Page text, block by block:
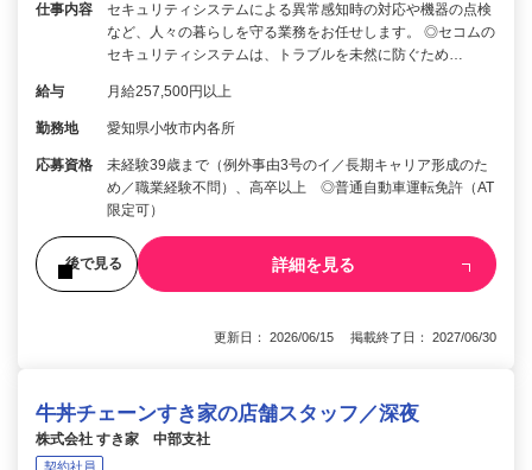
仕事内容
セキュリティシステムによる異常感知時の対応や機器の点検
など、人々の暮らしを守る業務をお任せします。 ◎セコムの
セキュリティシステムは、トラブルを未然に防ぐため…
給与 月給257,500円以上
勤務地 愛知県小牧市内各所
応募資格
未経験39歳まで（例外事由3号のイ／長期キャリア形成のた
め／職業経験不問）、高卒以上 ◎普通自動車運転免許（AT
限定可）
後で見る 詳細を見る
更新日： 2026/06/15 掲載終了日： 2027/06/30
牛丼チェーンすき家の店舗スタッフ／深夜
株式会社 すき家 中部支社
契約社員